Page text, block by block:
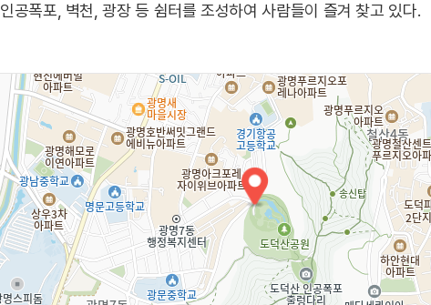
공폭포, 벽천, 광장 등 쉼터를 조성하여 사람들이 즐겨 찾고 있다.